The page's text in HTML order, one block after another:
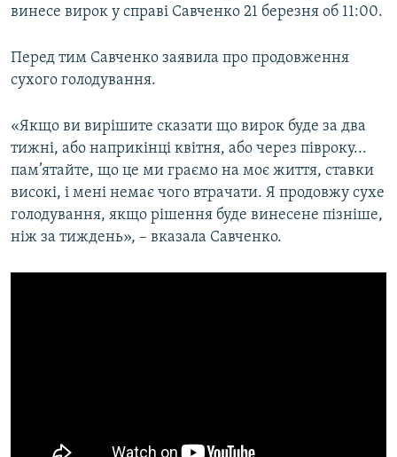
винесе вирок у справі Савченко 21 березня об 11:00.
Перед тим Савченко заявила про продовження
сухого голодування.
«Якщо ви вирішите сказати що вирок буде за два
тижні, або наприкінці квітня, або через півроку...
пам’ятайте, що це ми граємо на моє життя, ставки
високі, і мені немає чого втрачати. Я продовжу сухе
голодування, якщо рішення буде винесене пізніше,
ніж за тиждень», – вказала Савченко.